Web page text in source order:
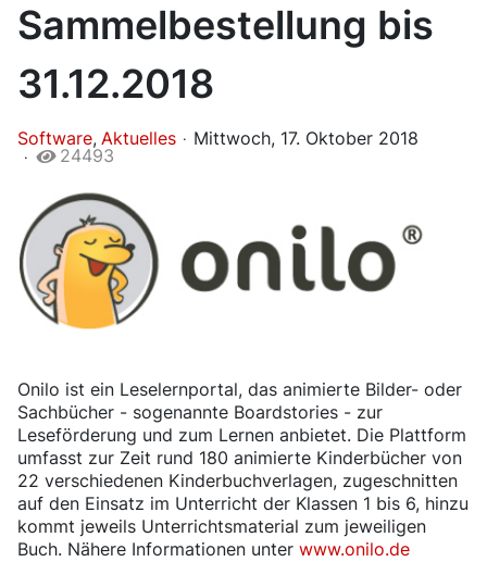
Sammelbestellung bis
31.12.2018
Software Aktuelles
Mittwoch, 17. Oktober 2018
24493
Onilo ist ein Leselernportal, das animierte Bilder- oder
Sachbücher - sogenannte Boardstories - zur
Leseförderung und zum Lernen anbietet. Die Plattform
umfasst zur Zeit rund 180 animierte Kinderbücher von
22 verschiedenen Kinderbuchverlagen, zugeschnitten
auf den Einsatz im Unterricht der Klassen 1 bis 6, hinzu
kommt jeweils Unterrichtsmaterial zum jeweiligen
Buch. Nähere Informationen unter www.onilo.de